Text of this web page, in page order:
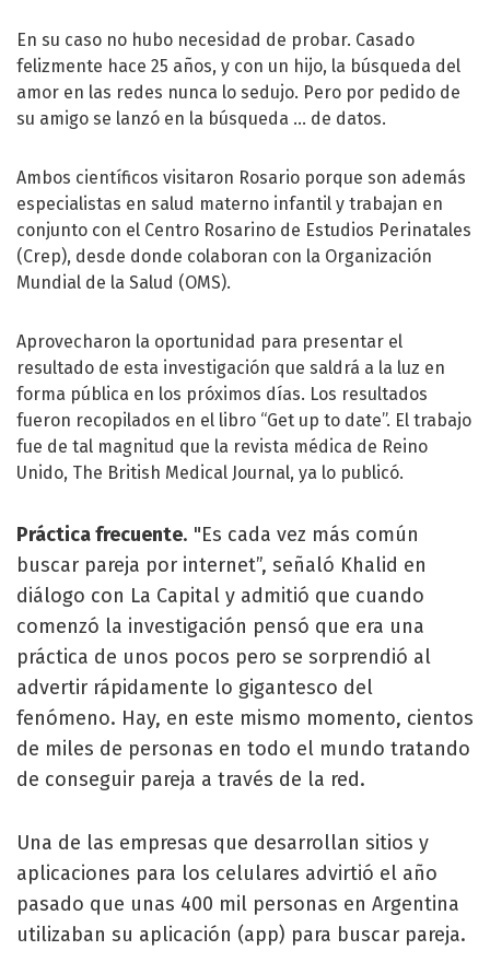
En su caso no hubo necesidad de probar. Casado
felizmente hace 25 años, y con un hijo, la búsqueda del
amor en las redes nunca lo sedujo. Pero por pedido de
su amigo se lanzó en la búsqueda ... de datos.
Ambos científicos visitaron Rosario porque son además
especialistas en salud materno infantil y trabajan en
conjunto con el Centro Rosarino de Estudios Perinatales
(Crep), desde donde colaboran con la Organización
Mundial de la Salud (OMS).
Aprovecharon la oportunidad para presentar el
resultado de esta investigación que saldrá a la luz en
forma pública en los próximos días. Los resultados
fueron recopilados en el libro “Get up to date”. El trabajo
fue de tal magnitud que la revista médica de Reino
Unido, The British Medical Journal, ya lo publicó.
Práctica frecuente. "Es cada vez más común
buscar pareja por internet”, señaló Khalid en
diálogo con La Capital y admitió que cuando
comenzó la investigación pensó que era una
práctica de unos pocos pero se sorprendió al
advertir rápidamente lo gigantesco del
fenómeno. Hay, en este mismo momento, cientos
de miles de personas en todo el mundo tratando
de conseguir pareja a través de la red.
Una de las empresas que desarrollan sitios y
aplicaciones para los celulares advirtió el año
pasado que unas 400 mil personas en Argentina
utilizaban su aplicación (app) para buscar pareja.